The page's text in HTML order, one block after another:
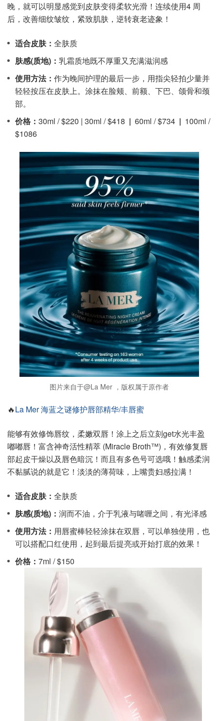
晚，就可以明显感觉到皮肤变得柔软光滑！连续使用4 周
后，改善细纹皱纹，紧致肌肤，逆转衰老迹象！
适合皮肤： 全肤质
肤感(质地)： 乳霜质地既不厚重又充满滋润感
使用方法： 作为晚间护理的最后一步，用指尖轻拍少量并
轻轻按压在皮肤上。涂抹在脸颊、前额、下巴、颌骨和颈
部。
价格： 30ml / $220 | 30ml / $418 | 60ml / $734 | 100ml /
$1086
图片来自于@La Mer ，版权属于原作者
🔥La Mer 海蓝之谜修护唇部精华/丰唇蜜
能够有效修饰唇纹，柔嫩双唇！涂上之后立刻get水光丰盈
嘟嘟唇！富含神奇活性精萃 (Miracle Broth™)，有效修复唇
部起皮干燥以及唇色暗沉！而且有多色号可选哦！触感柔润
不黏腻说的就是它！淡淡的薄荷味，上嘴贵妇感拉满！
适合皮肤： 全肤质
肤感(质地)： 润而不油，介于乳液与啫喱之间，有光泽感
使用方法： 用唇蜜棒轻轻涂抹在双唇，可以单独使用，也
可以搭配口红使用，起到最后提亮或开始打底的效果！
价格： 7ml / $150